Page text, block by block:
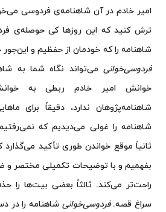
امیر خادم در آن شاهنامه‌ی فردوسی
ترش کنید که این روزها کی حوصله‌ی
شاهنامه را که خودمان از حفظیم و
فردوسی‌خوانی می‌تواند نگاه شما به
خوانش امیر خادم ربطی به
شاهنامه‌پژوهان ندارد، دقیقاً برای
شاهنامه را غولی می‌دیدیم که
ثانیاً موقع خواندن طوری تأکید
بفهمیم و با توضیحات تکمیلی مختصر و
راحت‌تر می‌کند. ثالثاً بعضی بیت‌ها را
سراغ قصه.فردوسی‌خوانی شاهنامه را